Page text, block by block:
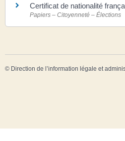
Certificat de nationalité
Papiers – Citoyenneté – Élections
© Direction de l’information légale et